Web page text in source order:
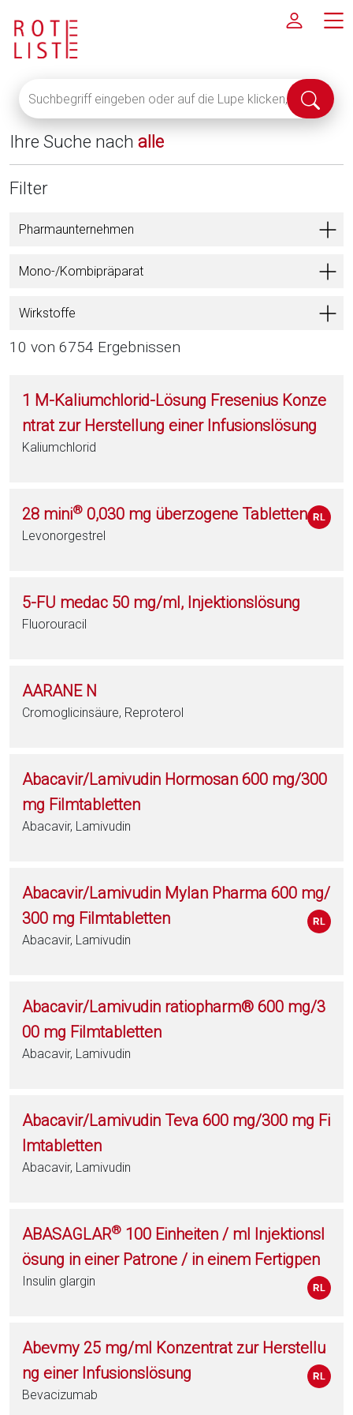
eingeben
oder
auf
die
Lupe
alle
anzuzeigen
Suche
Ihre Suche nach alle
Filter
Pharmaunternehmen
Mono-/Kombipräparat
Wirkstoffe
10 von 6754 Ergebnissen
1 M-Kaliumchlorid-Lösung Fresenius Konze
ntrat zur Herstellung einer Infusionslösung
Kaliumchlorid
28 mini® 0,030 mg überzogene Tabletten
Levonorgestrel
5-FU medac 50 mg/ml, Injektionslösung
Fluorouracil
AARANE N
Cromoglicinsäure, Reproterol
Abacavir/Lamivudin Hormosan 600 mg/300
mg Filmtabletten
Abacavir, Lamivudin
Abacavir/Lamivudin Mylan Pharma 600 mg/
300 mg Filmtabletten
Abacavir, Lamivudin
Abacavir/Lamivudin ratiopharm® 600 mg/3
00 mg Filmtabletten
Abacavir, Lamivudin
Abacavir/Lamivudin Teva 600 mg/300 mg Fi
lmtabletten
Abacavir, Lamivudin
ABASAGLAR® 100 Einheiten / ml Injektionsl
ösung in einer Patrone / in einem Fertigpen
Insulin glargin
Abevmy 25 mg/ml Konzentrat zur Herstellu
ng einer Infusionslösung
Bevacizumab